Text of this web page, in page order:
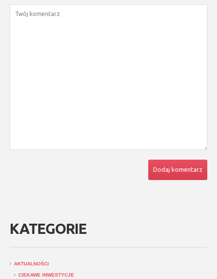
KATEGORIE
AKTUALNOŚCI
CIEKAWE INWESTYCJE